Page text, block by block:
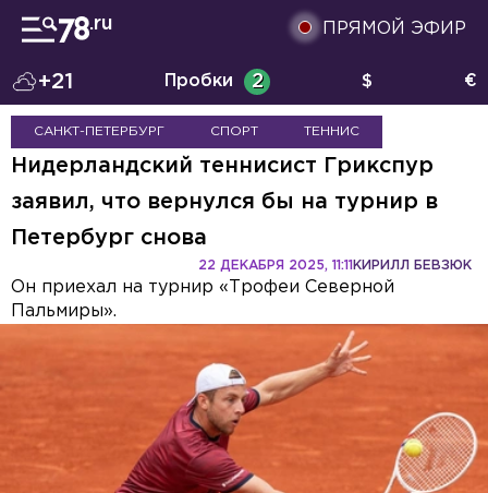
ПРЯМОЙ ЭФИР
+21 Пробки 2 $ €
САНКТ-ПЕТЕРБУРГ СПОРТ ТЕННИС
Нидерландский теннисист Грикспур
заявил, что вернулся бы на турнир в
Петербург снова
КИРИЛЛ БЕВЗЮК
22 ДЕКАБРЯ 2025, 11:11
Он приехал на турнир «Трофеи Северной
Пальмиры».